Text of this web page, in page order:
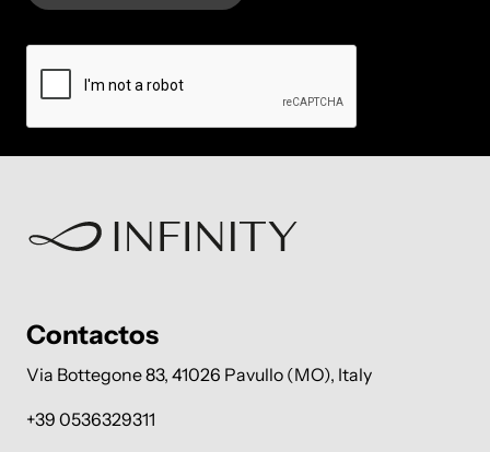
Contactos
Via Bottegone 83, 41026 Pavullo (MO), Italy
+39 0536329311